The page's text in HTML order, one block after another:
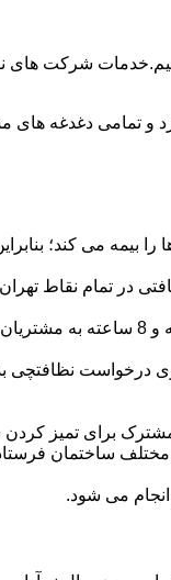
شرکت های
تمامی دغدغه های
می کند؛
تمام نقاط تهران
نظافچی قیمت کاملاً شفاف برای دستمزد نظافتچی مشخص
مشترک برای تمیز
مختلف ساختمان
می شود.